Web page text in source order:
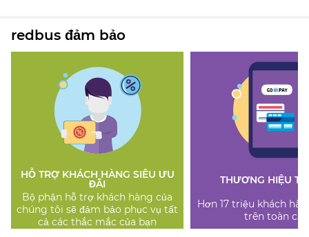
redbus đảm bảo
HỖ TRỢ KHÁCH HÀNG SIÊU ƯU
ĐÃI
Bộ phận hỗ trợ khách hàng của
chúng tôi sẽ đảm bảo phục vụ tất
cả các thắc mắc của bạn
THƯƠNG HIỆU
Hơn 17 triệu khách
trên toàn cầu